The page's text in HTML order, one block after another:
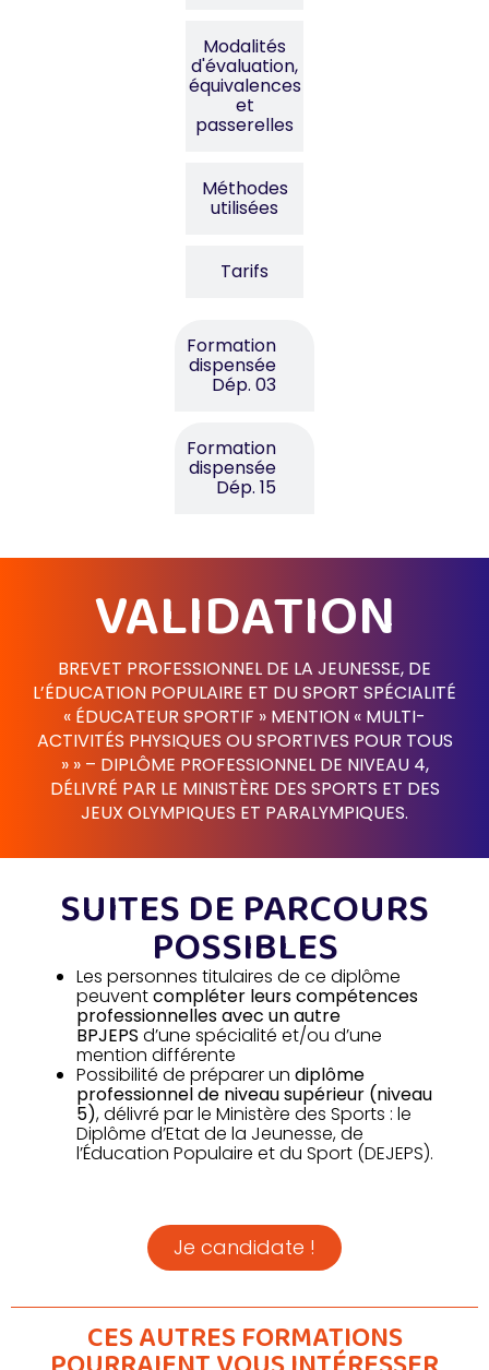
Formation
dispensée
Dép. 03
Formation
dispensée
Dép. 15
Modalités
d'évaluation,
équivalences
et
passerelles
Méthodes
utilisées
Tarifs
VALIDATION
BREVET PROFESSIONNEL DE LA JEUNESSE, DE
L’ÉDUCATION POPULAIRE ET DU SPORT SPÉCIALITÉ
« ÉDUCATEUR SPORTIF » MENTION « MULTI-
ACTIVITÉS PHYSIQUES OU SPORTIVES POUR TOUS
» » – DIPLÔME PROFESSIONNEL DE NIVEAU 4,
DÉLIVRÉ PAR LE MINISTÈRE DES SPORTS ET DES
JEUX OLYMPIQUES ET PARALYMPIQUES.
SUITES DE PARCOURS
POSSIBLES
Les personnes titulaires de ce diplôme
peuventcompléter leurs compétences
professionnelles avec un autre
BPJEPS d’une spécialité et/ou d’une
mention différente
Possibilité de préparer un diplôme
professionnel de niveau supérieur (niveau
5), délivré par le Ministère des Sports : le
Diplôme d’Etat de la Jeunesse, de
l’Éducation Populaire et du Sport (DEJEPS).
Je candidate !
CES AUTRES FORMATIONS